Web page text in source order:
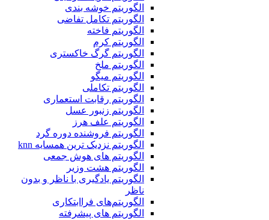
الگوریتم خوشه بندی
الگوریتم تکامل تفاضی
الگوریتم فاخته
الگوریتم کرم
الگوریتم گرگ خاکستری
الگوریتم ملخ
الگوریتم میگو
الگوریتم تکاملی
الگوریتم رقابت استعماری
الگوریتم زنبور عسل
الگوریتم علف هرز
الگوریتم فروشنده دوره گرد
الگوریتم نزدیک ترین همسایه knn
الگوریتم های هوش جمعی
الگوریتم هشت وزیر
الگوریتم یادگیری با ناظر و بدون
ناظر
الگوریتم‌های فراابتکاری
الگوریتم های پیشرفته